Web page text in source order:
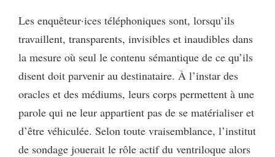
Les enquêteur·ices téléphoniques sont, lorsqu’ils
travaillent, transparents, invisibles et inaudibles dans
la mesure où seul le contenu sémantique de ce qu’ils
disent doit parvenir au destinataire. À l’instar des
oracles et des médiums, leurs corps permettent à une
parole qui ne leur appartient pas de se matérialiser et
d’être véhiculée. Selon toute vraisemblance, l’institut
de sondage jouerait le rôle actif du ventriloque alors